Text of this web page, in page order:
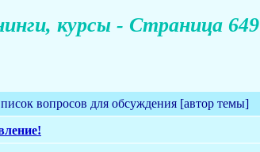
курсы - Страница 649
вопросов для обсуждения [автор темы]